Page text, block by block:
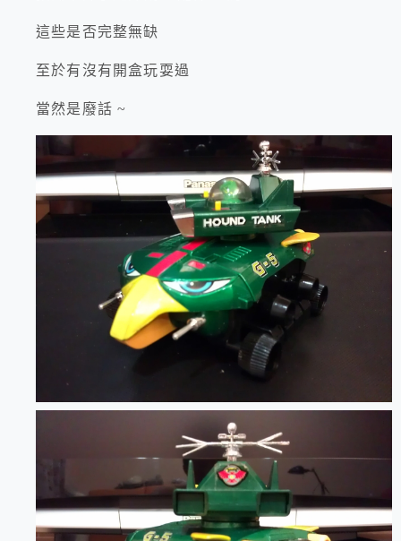
這些是否完整無缺
至於有沒有開盒玩耍過
當然是廢話 ~